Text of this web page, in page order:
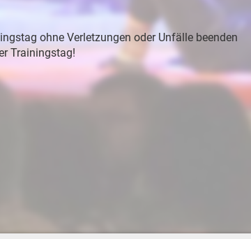
ohne Verletzungen oder Unfälle beenden
Trainingstag!